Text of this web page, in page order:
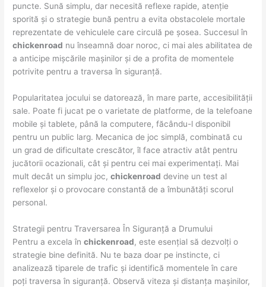
puncte. Sună simplu, dar necesită reflexe rapide, atenție
sporită și o strategie bună pentru a evita obstacolele mortale
reprezentate de vehiculele care circulă pe șosea. Succesul în
chickenroad nu înseamnă doar noroc, ci mai ales abilitatea de
a anticipe mișcările mașinilor și de a profita de momentele
potrivite pentru a traversa în siguranță.
Popularitatea jocului se datorează, în mare parte, accesibilității
sale. Poate fi jucat pe o varietate de platforme, de la telefoane
mobile și tablete, până la computere, făcându-l disponibil
pentru un public larg. Mecanica de joc simplă, combinată cu
un grad de dificultate crescător, îl face atractiv atât pentru
jucătorii ocazionali, cât și pentru cei mai experimentați. Mai
mult decât un simplu joc,chickenroad devine un test al
reflexelor și o provocare constantă de a îmbunătăți scorul
personal.
Strategii pentru Traversarea În Siguranță a Drumului
Pentru a excela închickenroad, este esențial să dezvolți o
strategie bine definită. Nu te baza doar pe instincte, ci
analizează tiparele de trafic și identifică momentele în care
poți traversa în siguranță. Observă viteza și distanța mașinilor,